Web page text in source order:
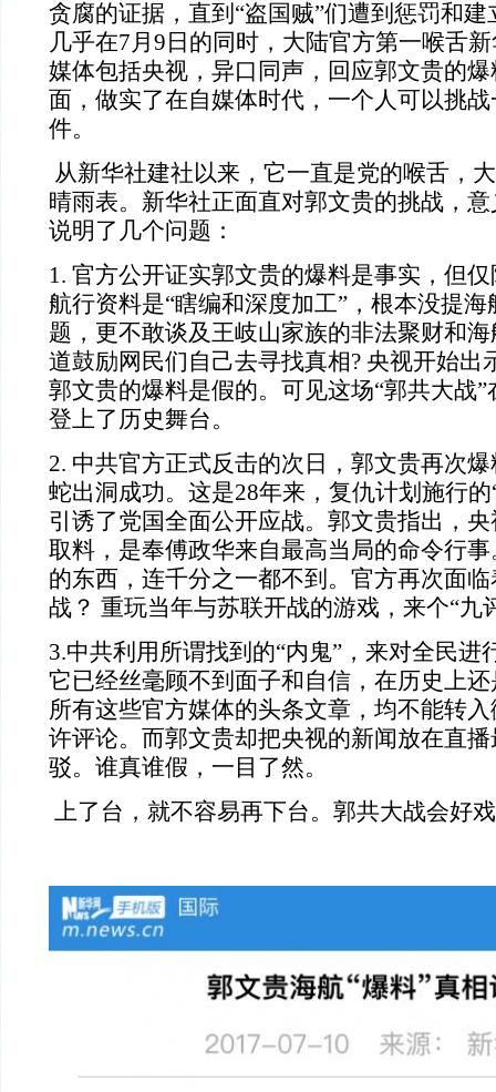
贪腐的证据，直到“盗国贼”们遭到惩罚和
几乎在7月9日的同时，大陆官方第一喉舌
媒体包括央视，异口同声，回应郭文贵的
面，做实了在自媒体时代，一个人可以挑
件。
从新华社建社以来，它一直是党的喉舌，
晴雨表。 新华社正面直对郭文贵的挑战，
说明了几个问题：
1. 官方公开证实郭文贵的爆料是事实，但
航行资料是“瞎编和深度加工”，根本没提
题，更不敢谈及王岐山家族的非法聚财和
道鼓励网民们自己去寻找真相? 央视开始出
郭文贵的爆料是假的。可见这场“郭共大战
登上了历史舞台。
2. 中共官方正式反击的次日，郭文贵再次
蛇出洞成功。这是28年来，复仇计划施行
引诱了党国全面公开应战。郭文贵指出，
取料，是奉傅政华来自最高当局的命令行事
的东西，连千分之一都不到。官方再次面
战？ 重玩当年与苏联开战的游戏，来个“九
3.中共利用所谓找到的“内鬼”，来对全民进
它已经丝毫顾不到面子和自信，在历史上
所有这些官方媒体的头条文章，均不能转
许评论。而郭文贵却把央视的新闻放在直
驳。谁真谁假，一目了然。
上了台，就不容易再下台。 郭共大战会好